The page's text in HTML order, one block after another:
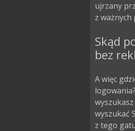
ujrzany
z
Skąd
bez
A więc
wyszukać
z tego